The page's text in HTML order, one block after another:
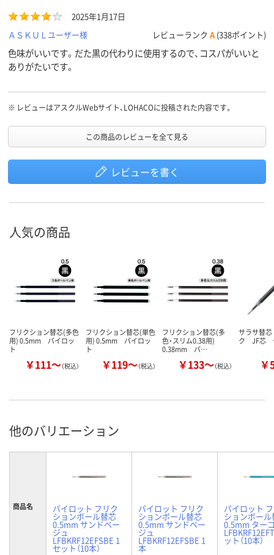
2025年1月17日
ＡＳＫＵＬユーザー様
レビューランク A (338ポイント)
色味がいいです。だた黒の代わりに使用するので、コスパがいいと
ありがたいです。
※ レビューはアスクルWebサイト、LOHACOに投稿された内容です。
この商品のレビューを全て見る
レビューを書く
人気の商品
フリクション替芯(多色
用) 0.5mm パイロッ
ト
￥111～（税込）
フリクション替芯(単色
用) 0.5mm パイロッ
ト
￥119～（税込）
フリクション替芯(多
色・スリム0.38用)
0.38mm パ…
￥133～（税込）
サラサ替
ク JF芯
￥
他のバリエーション
商品名 パイロット フリク
ションボール替芯
0.5mm サンドベー
ジュ
LFBKRF12EFSBE 1
セット（10本）
パイロット フリク
ションボール替芯
0.5mm サンドベー
ジュ
LFBKRF12EFSBE 1
本
パイロット
ションボール
0.5mm ター
ット（10本）